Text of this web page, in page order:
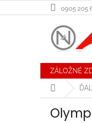
na
0905 205
ZÁLOŽNÉ
Domov